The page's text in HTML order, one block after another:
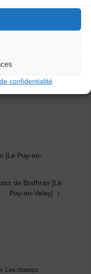
confidentialité
:
[Le Puy-en-
de Bodhran [Le
Puy-en-Velay]
Les champs